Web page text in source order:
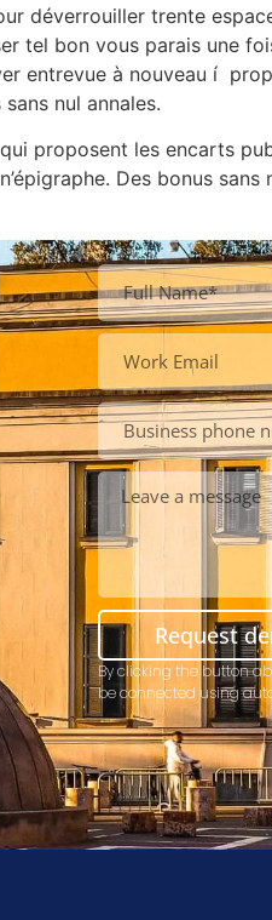
déverrouiller trente
tel bon vous parais une
entrevue à nouveau í
nul annales.
proposent les encarts
Des bonus
Request
By clicking the button
be connected using